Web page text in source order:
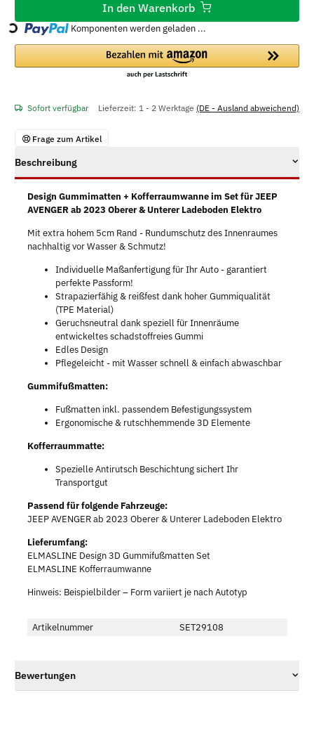
In den Warenkorb
Loading... Komponenten werden geladen ...
Sofort verfügbar Lieferzeit: 1 - 2 Werktage (DE - Ausland abweichend)
Frage zum Artikel
Beschreibung
Design Gummimatten + Kofferraumwanne im Set für JEEP
AVENGER ab 2023 Oberer & Unterer Ladeboden Elektro
Mit extra hohem 5cm Rand - Rundumschutz des Innenraumes
nachhaltig vor Wasser & Schmutz!
Individuelle Maßanfertigung für Ihr Auto - garantiert
perfekte Passform!
Strapazierfähig & reißfest dank hoher Gummiqualität
(TPE Material)
Geruchsneutral dank speziell für Innenräume
entwickeltes schadstoffreies Gummi
Edles Design
Pflegeleicht - mit Wasser schnell & einfach abwaschbar
Gummifußmatten:
Fußmatten inkl. passendem Befestigungssystem
Ergonomische & rutschhemmende 3D Elemente
Kofferraummatte:
Spezielle Antirutsch Beschichtung sichert Ihr
Transportgut
Passend für folgende Fahrzeuge:
JEEP AVENGER ab 2023 Oberer & Unterer Ladeboden Elektro
Lieferumfang:
ELMASLINE Design 3D Gummifußmatten Set
ELMASLINE Kofferraumwanne
Hinweis: Beispielbilder – Form variiert je nach Autotyp
Artikelnummer SET29108
Bewertungen